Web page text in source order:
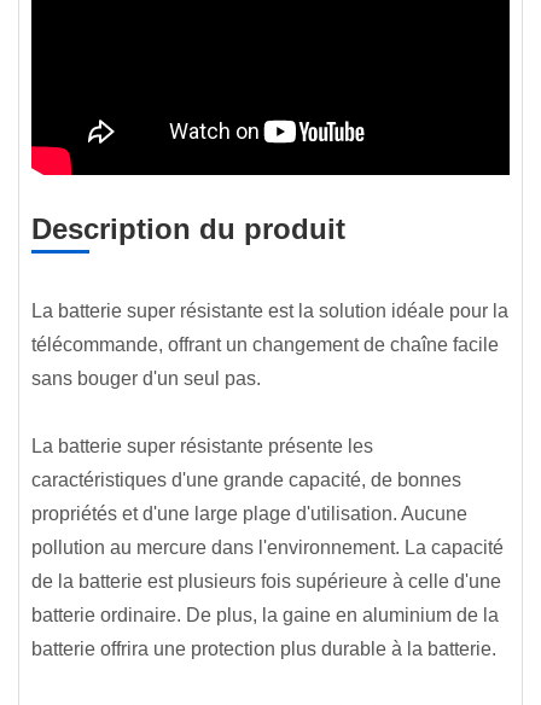
Description du produit
La batterie super résistante est la solution idéale pour la
télécommande, offrant un changement de chaîne facile
sans bouger d'un seul pas.
La batterie super résistante présente les
caractéristiques d'une grande capacité, de bonnes
propriétés et d'une large plage d'utilisation. Aucune
pollution au mercure dans l'environnement. La capacité
de la batterie est plusieurs fois supérieure à celle d'une
batterie ordinaire. De plus, la gaine en aluminium de la
batterie offrira une protection plus durable à la batterie.